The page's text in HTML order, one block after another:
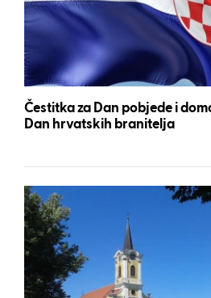
Čestitka za Dan pobjede i
Dan hrvatskih branitelja